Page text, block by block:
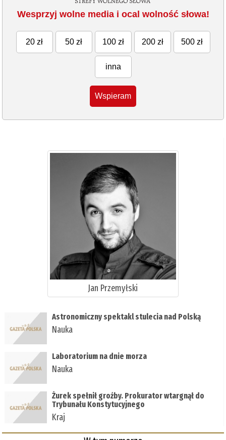
Wesprzyj wolne media i ocal wolność słowa!
20 zł 50 zł 100 zł 200 zł 500 zł
inna
Wspieram
Jan Przemyłski
Astronomiczny spektakl stulecia nad Polską
Nauka
Laboratorium na dnie morza
Nauka
Żurek spełnił groźby. Prokurator wtargnął do
Trybunału Konstytucyjnego
Kraj